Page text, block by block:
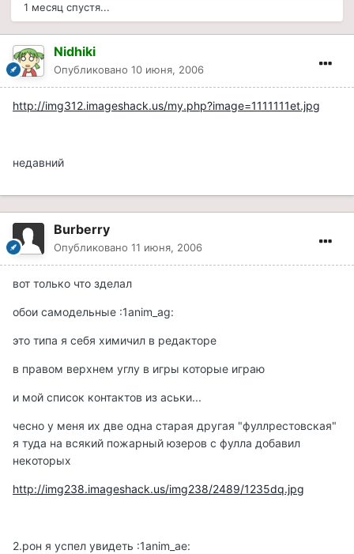
1 месяц спустя...
Nidhiki
Опубликовано 10 июня, 2006
http://img312.imageshack.us/my.php?image=1111111et.jpg
недавний
Burberry
Опубликовано 11 июня, 2006
вот только что зделал
обои самодельные :1anim_ag:
это типа я себя химичил в редакторе
в правом верхнем углу в игры которые играю
и мой список контактов из аськи...
чесно у меня их две одна старая другая "фуллрестовская"
я туда на всякий пожарный юзеров с фулла добавил
некоторых
http://img238.imageshack.us/img238/2489/1235dq.jpg
2.рон я успел увидеть :1anim_ae: